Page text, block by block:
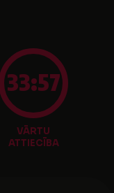
33:57
VĀRTU
ATTIECĪBA